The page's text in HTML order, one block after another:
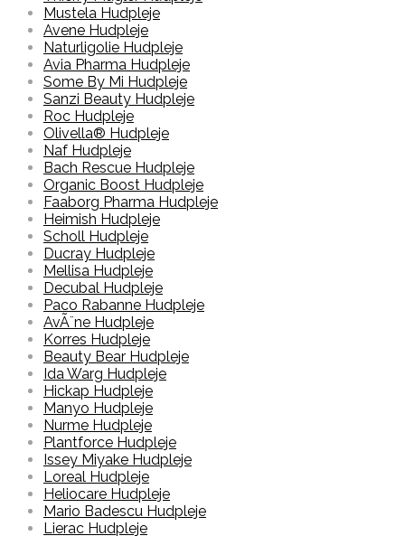
Mustela Hudpleje
Avene Hudpleje
Naturligolie Hudpleje
Avia Pharma Hudpleje
Some By Mi Hudpleje
Sanzi Beauty Hudpleje
Roc Hudpleje
Olivella® Hudpleje
Naf Hudpleje
Bach Rescue Hudpleje
Organic Boost Hudpleje
Faaborg Pharma Hudpleje
Heimish Hudpleje
Scholl Hudpleje
Ducray Hudpleje
Mellisa Hudpleje
Decubal Hudpleje
Paco Rabanne Hudpleje
AvÃ¨ne Hudpleje
Korres Hudpleje
Beauty Bear Hudpleje
Ida Warg Hudpleje
Hickap Hudpleje
Manyo Hudpleje
Nurme Hudpleje
Plantforce Hudpleje
Issey Miyake Hudpleje
Loreal Hudpleje
Heliocare Hudpleje
Mario Badescu Hudpleje
Lierac Hudpleje